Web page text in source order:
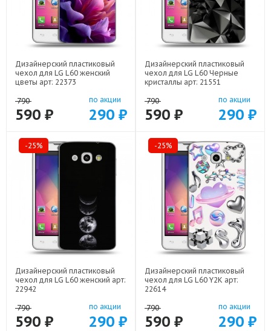
Дизайнерский пластиковый
чехол для LG L60 женский
цветы арт: 22373
790
590 ₽
по акции
290 ₽
Дизайнерский пластиковый
чехол для LG L60 Черные
кристаллы арт: 21551
790
590 ₽
по акции
290 ₽
-25%
Дизайнерский пластиковый
чехол для LG L60 женский арт:
22942
790
590 ₽
по акции
290 ₽
-25%
Дизайнерский пластиковый
чехол для LG L60 Y2K арт:
22614
790
590 ₽
по акции
290 ₽